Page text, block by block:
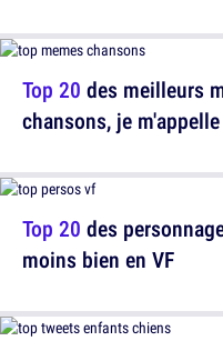
Top 20 des
moins bien en VF
Top 20 des meilleurs
chansons, je